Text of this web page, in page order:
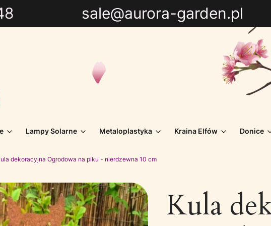
sale@aurora-garden.pl
Lampy Solarne Metaloplastyka Kraina Elfów Donice
dekoracyjna Ogrodowa na piku - nierdzewna 10 cm
Kula